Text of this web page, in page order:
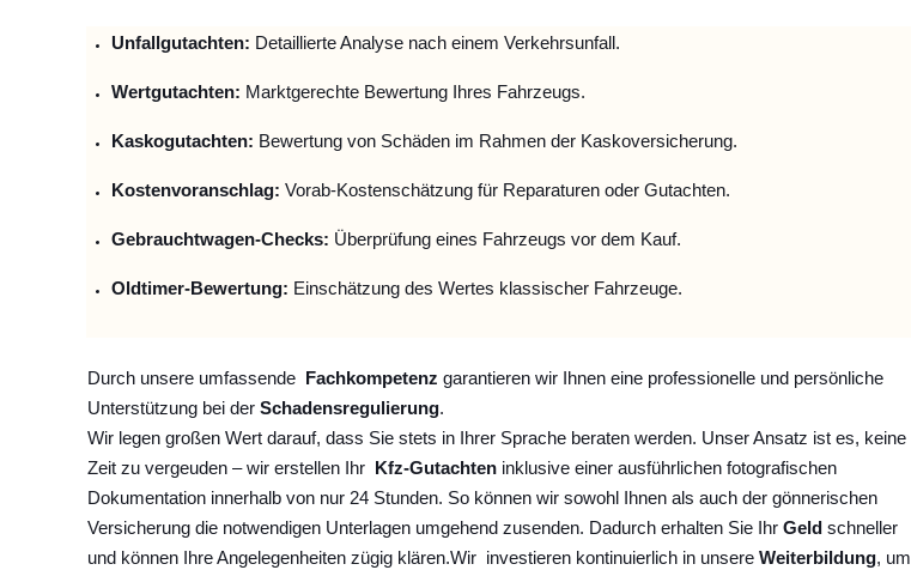
Unfallgutachten: Detaillierte Analyse nach einem Verkehrsunfall.
Wertgutachten: Marktgerechte Bewertung Ihres Fahrzeugs.
Kaskogutachten: Bewertung von Schäden im Rahmen der Kaskoversicherung.
Kostenvoranschlag: Vorab-Kostenschätzung für Reparaturen oder Gutachten.
Gebrauchtwagen-Checks: Überprüfung eines Fahrzeugs vor dem Kauf.
Oldtimer-Bewertung: Einschätzung des Wertes klassischer Fahrzeuge.
Durch unsere umfassende Fachkompetenz garantieren wir Ihnen eine professionelle und persönliche
Unterstützung bei der Schadensregulierung.
Wir legen großen Wert darauf, dass Sie stets in Ihrer Sprache beraten werden. Unser Ansatz ist es, keine
Zeit zu vergeuden – wir erstellen Ihr
Kfz-Gutachten inklusive einer ausführlichen fotografischen
Dokumentation innerhalb von nur 24 Stunden. So können wir sowohl Ihnen als auch der gönnerischen
Versicherung die notwendigen Unterlagen umgehend zusenden. Dadurch erhalten Sie Ihr Geld schneller
und können Ihre Angelegenheiten zügig klären.Wir investieren kontinuierlich in unsere Weiterbildung, um